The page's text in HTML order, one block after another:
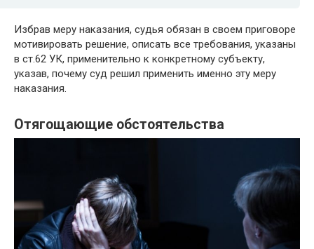
Избрав меру наказания, судья обязан в своем приговоре
мотивировать решение, описать все требования, указаны
в ст.62 УК, применительно к конкретному субъекту,
указав, почему суд решил применить именно эту меру
наказания.
Отягощающие обстоятельства